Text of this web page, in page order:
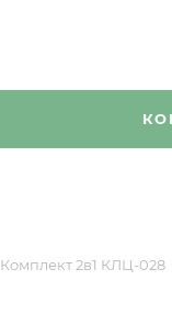
Комплект 2в1 КЛЦ-028